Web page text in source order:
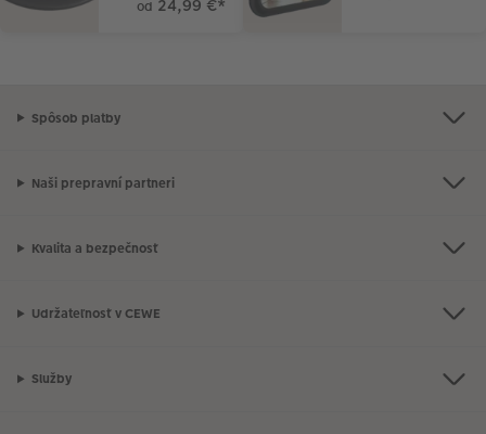
od 24,99 €*
Spôsob platby
Naši prepravní partneri
Kvalita a bezpečnosť
Udržateľnosť v CEWE
Služby